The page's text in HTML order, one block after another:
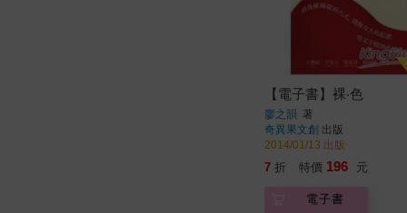
【電子書】裸‧色
廖之韻 著
奇異果文創 出版
2014/01/13 出版
7 折 特價 196 元
電子書